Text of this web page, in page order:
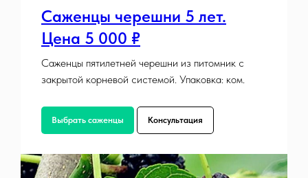
Саженцы черешни 5 лет.
Цена 5 000 ₽
Саженцы пятилетней черешни из питомник с
закрытой корневой системой. Упаковка: ком.
Выбрать саженцы Консультация